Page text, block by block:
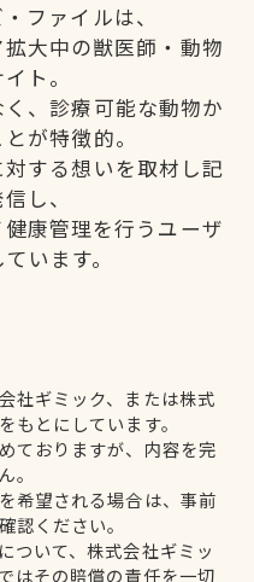
ファイルは、
大中の獣医師・動物
ト。
、診療可能な動物か
が特徴的。
する想いを取材し記
し、
康管理を行うユーザ
います。
社ギミック、または株式
もとにしています。
ておりますが、内容を完
。
希望される場合は、事前
認ください。
ついて、株式会社ギミッ
はその賠償の責任を一切